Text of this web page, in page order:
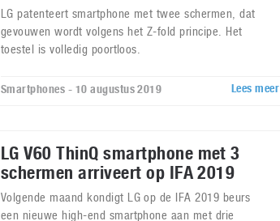
LG patenteert smartphone met twee schermen, dat
gevouwen wordt volgens het Z-fold principe. Het
toestel is volledig poortloos.
Smartphones - 10 augustus 2019 Lees meer
LG V60 ThinQ smartphone met 3
schermen arriveert op IFA 2019
Volgende maand kondigt LG op de IFA 2019 beurs
een nieuwe high-end smartphone aan met drie